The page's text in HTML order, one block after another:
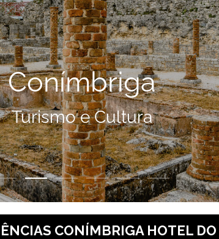
Conímbriga
Turismo e Cultura
CONÍMBRIGA HOTEL DO